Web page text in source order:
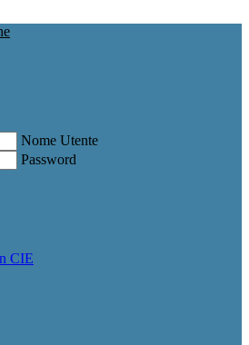
Nome Utente
Password
CIE